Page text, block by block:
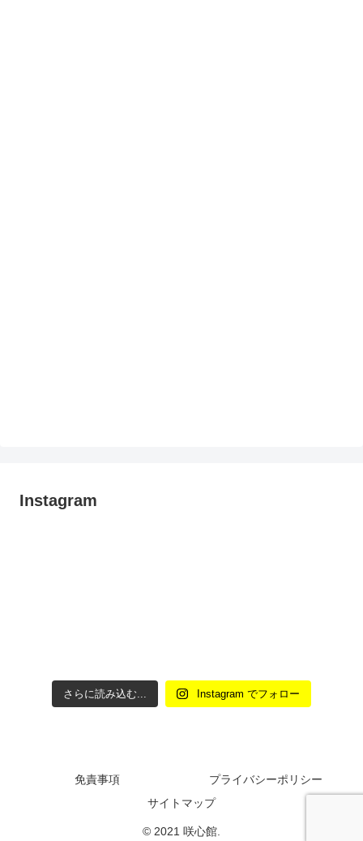
Instagram
さらに読み込む... Instagram でフォロー
免責事項
プライバシーポリシー
サイトマップ
© 2021 咲心館.